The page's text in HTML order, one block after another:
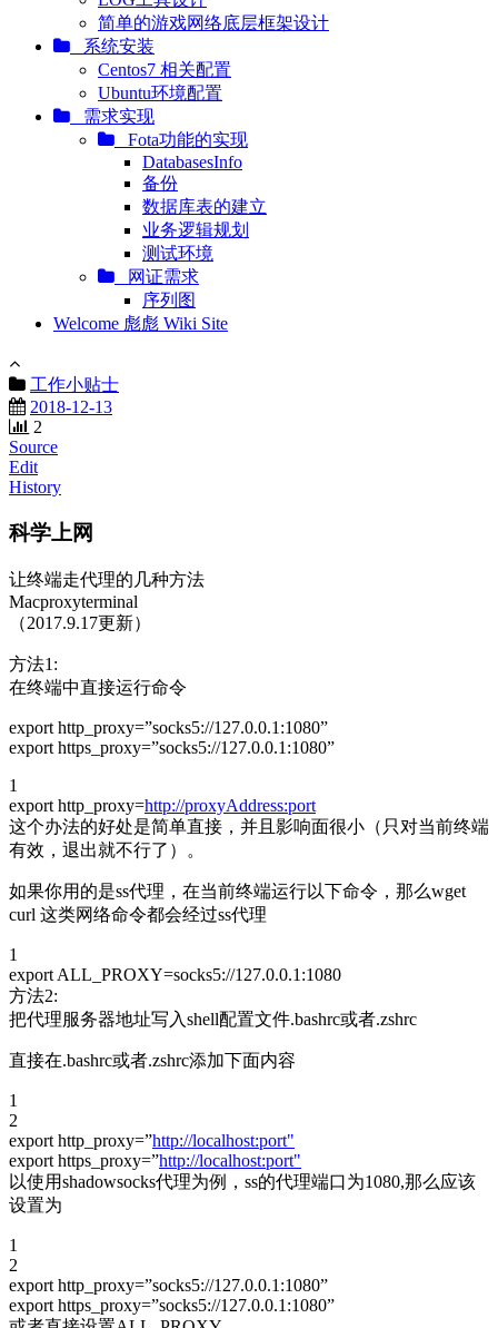
简单的游戏网络底层框架设计
系统安装
Centos7 相关配置
Ubuntu环境配置
需求实现
Fota功能的实现
DatabasesInfo
备份
数据库表的建立
业务逻辑规划
测试环境
网证需求
序列图
Welcome 彪彪 Wiki Site
工作小贴士
2018-12-13
2
Source
Edit
History
科学上网
让终端走代理的几种方法
Macproxyterminal
（2017.9.17更新）
方法1:
在终端中直接运行命令
export http_proxy=”socks5://127.0.0.1:1080”
export https_proxy=”socks5://127.0.0.1:1080”
1
export http_proxy=http://proxyAddress:port
这个办法的好处是简单直接，并且影响面很小（只对当前终端
有效，退出就不行了）。
如果你用的是ss代理，在当前终端运行以下命令，那么wget
curl 这类网络命令都会经过ss代理
1
export ALL_PROXY=socks5://127.0.0.1:1080
方法2:
把代理服务器地址写入shell配置文件.bashrc或者.zshrc
直接在.bashrc或者.zshrc添加下面内容
1
2
export http_proxy=”http://localhost:port"
export https_proxy=”http://localhost:port"
以使用shadowsocks代理为例，ss的代理端口为1080,那么应该
设置为
1
2
export http_proxy=”socks5://127.0.0.1:1080”
export https_proxy=”socks5://127.0.0.1:1080”